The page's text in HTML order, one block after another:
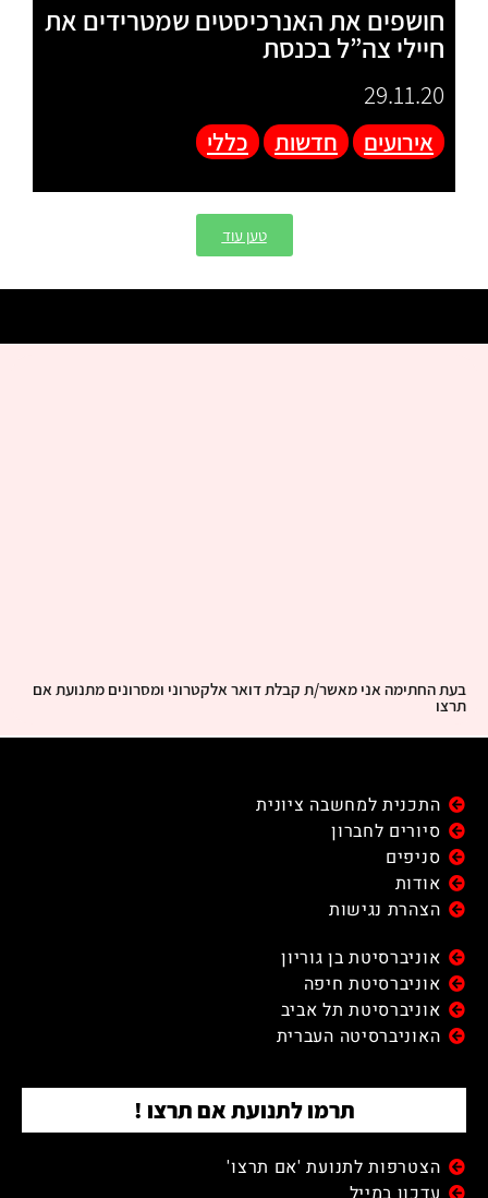
חושפים את האנרכיסטים שמטרידים את
חיילי צה”ל בכנסת
29.11.20
אירועים חדשות כללי
טען עוד
בעת החתימה אני מאשר/ת קבלת דואר אלקטרוני ומסרונים מתנועת אם
תרצו
התכנית למחשבה ציונית
סיורים לחברון
סניפים
אודות
הצהרת נגישות
אוניברסיטת בן גוריון
אוניברסיטת חיפה
אוניברסיטת תל אביב
האוניברסיטה העברית
תרמו לתנועת אם תרצו !
הצטרפות לתנועת 'אם תרצו'